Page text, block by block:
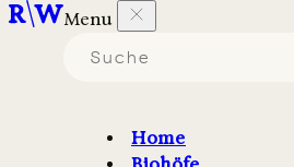
Menu
Home
Biohöfe
Karte